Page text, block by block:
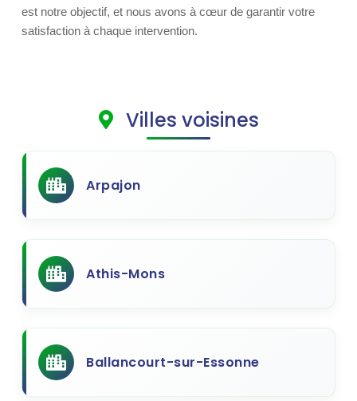
est notre objectif, et nous avons à cœur de garantir votre
satisfaction à chaque intervention.
Villes voisines
Arpajon
Athis-Mons
Ballancourt-sur-Essonne